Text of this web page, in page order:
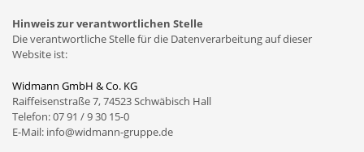
Hinweis zur verantwortlichen Stelle
Die verantwortliche Stelle für die Datenverarbeitung auf dieser
Website ist:
Widmann GmbH & Co. KG
Raiffeisenstraße 7, 74523 Schwäbisch Hall
Telefon: 07 91 / 9 30 15-0
E-Mail: info@widmann-gruppe.de